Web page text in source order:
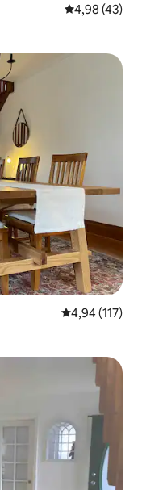
Évaluation
4,98 (43)
Évaluation
4,94 (117)